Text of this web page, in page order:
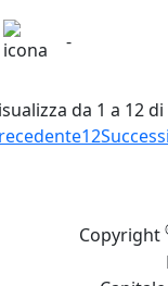
-
da 1 a 12
12
Copyright